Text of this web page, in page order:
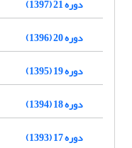
دوره 21 (1397)
دوره 20 (1396)
دوره 19 (1395)
دوره 18 (1394)
دوره 17 (1393)